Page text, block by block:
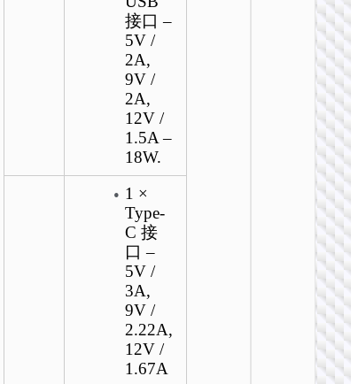
接口 –
5V /
2A,
9V /
2A,
12V /
1.5A –
18W.
1 ×
Type-
C 接
口 –
5V /
3A,
9V /
2.22A,
12V /
1.67A